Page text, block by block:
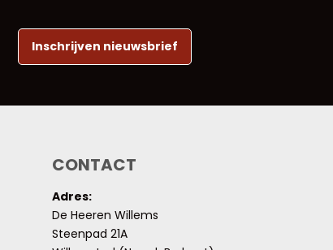
Inschrijven nieuwsbrief
CONTACT
Adres:
De Heeren Willems
Steenpad 21A